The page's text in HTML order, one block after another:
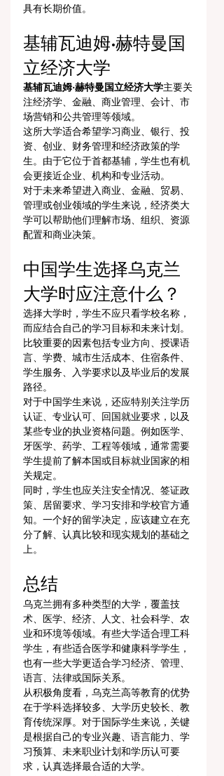
具有长期价值。
基辅瓦迪姆·赫特曼国
立经济大学
基辅瓦迪姆·赫特曼国立经济大学主要关
注经济学、金融、商业管理、会计、市
场营销和公共管理等领域。
这所大学适合希望学习商业、银行、投
资、创业、财务管理和经济政策的学
生。由于它位于首都基辅，学生也有机
会更接近企业、机构和专业活动。
对于未来希望进入商业、金融、贸易、
管理或创业领域的学生来说，经济类大
学可以帮助他们理解市场、组织、资源
配置和商业决策。
中国学生选择乌克兰
大学时应注意什么？
选择大学时，学生不应只看学校名称，
而应结合自己的学习目标和未来计划。
比较重要的因素包括专业方向、授课语
言、学费、城市生活成本、住宿条件、
学生服务、入学要求以及毕业后的发展
路径。
对于中国学生来说，还应特别关注学历
认证、专业认可、回国就业要求，以及
某些专业的执业资格问题。例如医学、
牙医学、药学、工程等领域，通常需要
学生提前了解本国或目标就业国家的相
关规定。
同时，学生也应关注安全情况、签证政
策、居留要求、学习安排和学校官方通
知。一个好的留学决定，应该建立在充
分了解、认真比较和现实规划的基础之
上。
总结
乌克兰拥有多种类型的大学，覆盖技
术、医学、经济、人文、社会科学、农
业和环境等领域。有些大学适合理工科
学生，有些适合医学和健康科学学生，
也有一些大学更适合学习经济、管理、
语言、法律或国际关系。
从积极角度看，乌克兰高等教育的优势
在于学科选择较多、大学历史较长、教
育传统深厚。对于国际学生来说，关键
是根据自己的专业兴趣、语言能力、学
习预算、未来职业计划和学历认可要
求，认真选择最合适的大学。